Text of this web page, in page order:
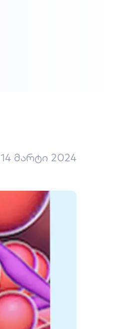
14 მარტი 2024